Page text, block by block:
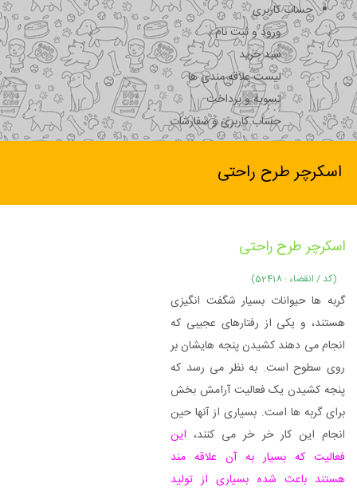
حساب کاربری
ورود و ثبت نام
سبد خرید
لیست علاقه مندی ها
تسویه و پرداخت
حساب کاربری و سفارشات
اسکرچر طرح راحتی
اسکرچر طرح راحتی
(کد / انقضاء : 52418)
گربه ها حیوانات بسیار شگفت انگیزی
هستند، و یکی از رفتارهای عجیبی که
انجام می دهند کشیدن پنجه هایشان بر
روی سطوح است. به نظر می رسد که
پنجه کشیدن یک فعالیت آرامش بخش
برای گربه ها است. بسیاری از آنها حین
انجام این کار خر خر می کنند،این
فعالیت که بسیار به آن علاقه مند
هستند باعث شده بسیاری از تولید